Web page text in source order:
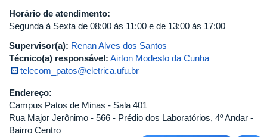
Horário de atendimento:
Segunda à Sexta de 08:00 às 11:00 e de 13:00 às 17:00
Supervisor(a): Renan Alves dos Santos
Técnico(a) responsável: Airton Modesto da Cunha
telecom_patos@eletrica.ufu.br
Endereço:
Campus Patos de Minas - Sala 401
Rua Major Jerônimo - 566 - Prédio dos Laboratórios, 4º Andar -
Bairro Centro